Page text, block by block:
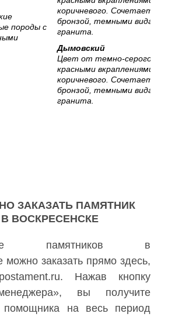
породы с
Дымовский
Цвет от темно-серого с
красными вкраплениями, до
коричневого. Сочетается с
бронзой, темными видами
гранита.
ЗАКАЗАТЬ ПАМЯТНИК
ВОСКРЕСЕНСКЕ
памятников в
можно заказать прямо здесь,
Нажав кнопку
вы получите
помощника на весь период